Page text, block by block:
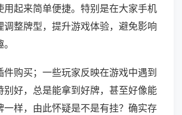
用起来简单便捷。特别是在大家手机
调整牌型，提升游戏体验，避免影响
件购买；一些玩家反映在游戏中遇到
别好，总是能拿到好牌，甚至好像能
一样，由此怀疑是不是有挂？确实存